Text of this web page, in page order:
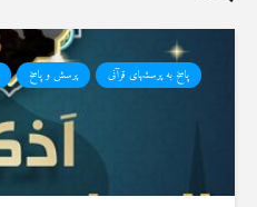
پاسخ به پرسشهای قرآنی پرسش و پاسخ